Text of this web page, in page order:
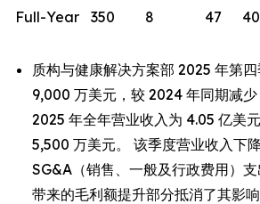
Full-Year
350 8 47
质构与健康解决方案部 2025 年第
9,000 万美元，较 2024 年同期减
2025 年全年营业收入为 4.05 亿美
5,500 万美元。 该季度营业收入下
SG&A（销售、一般及行政费用）
带来的毛利额提升部分抵消了其影